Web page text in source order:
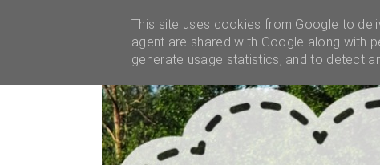
YHTEISTYÖT
This site uses cookies from Google to
agent are shared with Google along with
generate usage statistics, and to detect